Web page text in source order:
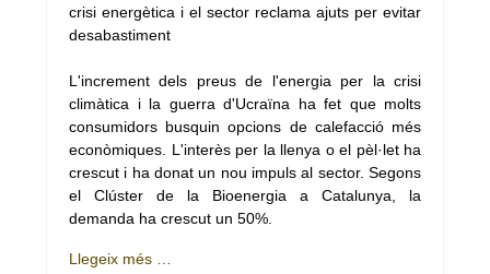
L'increment dels preus de l'energia per la crisi
climàtica i la guerra d'Ucraïna ha fet que molts
consumidors busquin opcions de calefacció més
econòmiques. L'interès per la llenya o el pèl·let ha
crescut i ha donat un nou impuls al sector. Segons
el Clúster de la Bioenergia a Catalunya, la
demanda ha crescut un 50%.
Llegeix més …